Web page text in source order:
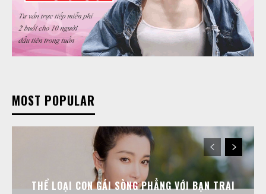
MOST POPULAR
THỂ LOẠI CON GÁI SÒNG PHẲNG VỚI BẠN TRAI